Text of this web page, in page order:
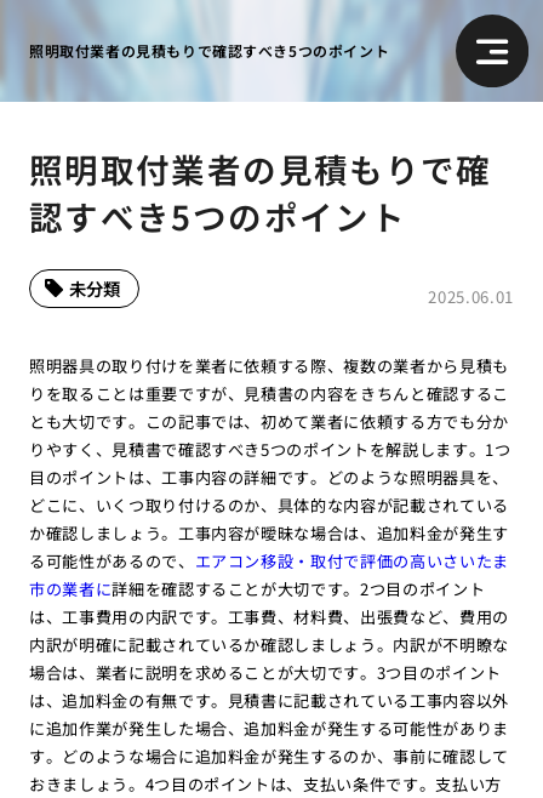
照明取付業者の見積もりで確認すべき5つのポイント
照明取付業者の見積もりで確
認すべき5つのポイント
2025.06.01
未分類
照明器具の取り付けを業者に依頼する際、複数の業者から見積も
りを取ることは重要ですが、見積書の内容をきちんと確認するこ
とも大切です。この記事では、初めて業者に依頼する方でも分か
りやすく、見積書で確認すべき5つのポイントを解説します。1つ
目のポイントは、工事内容の詳細です。どのような照明器具を、
どこに、いくつ取り付けるのか、具体的な内容が記載されている
か確認しましょう。工事内容が曖昧な場合は、追加料金が発生す
る可能性があるので、 エアコン移設・取付で評価の高いさいたま
市の業者に詳細を確認することが大切です。2つ目のポイント
は、工事費用の内訳です。工事費、材料費、出張費など、費用の
内訳が明確に記載されているか確認しましょう。内訳が不明瞭な
場合は、業者に説明を求めることが大切です。3つ目のポイント
は、追加料金の有無です。見積書に記載されている工事内容以外
に追加作業が発生した場合、追加料金が発生する可能性がありま
す。どのような場合に追加料金が発生するのか、事前に確認して
おきましょう。4つ目のポイントは、支払い条件です。支払い方